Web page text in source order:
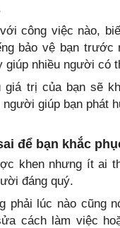
công việc nào,
bảo vệ bạn trước
giúp nhiều người có
giá trị của bạn sẽ
giúp bạn phát
để bạn khắc
khen nhưng ít ai
đáng quý.
phải lúc nào cũng
cách làm việc